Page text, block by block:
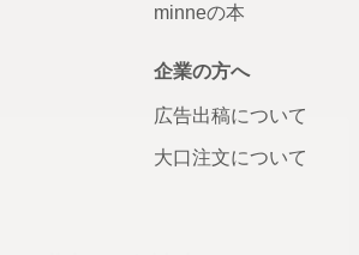
minneの本
企業の方へ
広告出稿について
大口注文について